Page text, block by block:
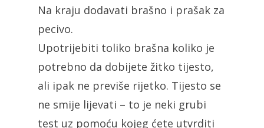
Na kraju dodavati brašno i prašak za
pecivo.
Upotrijebiti toliko brašna koliko je
potrebno da dobijete žitko tijesto,
ali ipak ne previše rijetko. Tijesto se
ne smije lijevati – to je neki grubi
test uz pomoću kojeg ćete utvrditi